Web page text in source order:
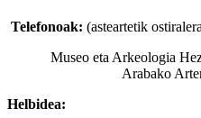
Telefonoak: (asteartetik
Museo eta Arkeologia
Arabako Arten
Helbidea: